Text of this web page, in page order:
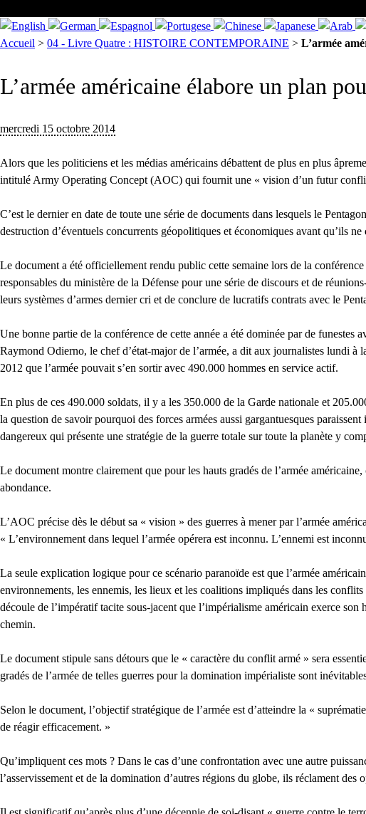
Accueil > 04 - Livre Quatre : HISTOIRE CONTEMPORAINE > L’armée
L’armée américaine élabore un plan
mercredi 15 octobre 2014
Alors que les politiciens et les médias américains débattent de plus en plus
intitulé Army Operating Concept (AOC) qui fournit une « vision d’un futur
C’est le dernier en date de toute une série de documents dans lesquels le
destruction d’éventuels concurrents géopolitiques et économiques avant qu’ils
Le document a été officiellement rendu public cette semaine lors de la
responsables du ministère de la Défense pour une série de discours et de
leurs systèmes d’armes dernier cri et de conclure de lucratifs contrats avec le
Une bonne partie de la conférence de cette année a été dominée par de funestes
Raymond Odierno, le chef d’état-major de l’armée, a dit aux journalistes lundi
2012 que l’armée pouvait s’en sortir avec 490.000 hommes en service actif.
En plus de ces 490.000 soldats, il y a les 350.000 de la Garde nationale et
la question de savoir pourquoi des forces armées aussi gargantuesques
dangereux qui présente une stratégie de la guerre totale sur toute la planète y
Le document montre clairement que pour les hauts gradés de l’armée
abondance.
L’AOC précise dès le début sa « vision » des guerres à mener par l’armée
« L’environnement dans lequel l’armée opérera est inconnu. L’ennemi est
La seule explication logique pour ce scénario paranoïde est que l’armée
environnements, les ennemis, les lieux et les coalitions impliqués dans les
découle de l’impératif tacite sous-jacent que l’impérialisme américain exerce son
chemin.
Le document stipule sans détours que le « caractère du conflit armé » sera
gradés de l’armée de telles guerres pour la domination impérialiste sont
Selon le document, l’objectif stratégique de l’armée est d’atteindre la «
de réagir efficacement. »
Qu’impliquent ces mots ? Dans le cas d’une confrontation avec une autre
l’asservissement et de la domination d’autres régions du globe, ils réclament